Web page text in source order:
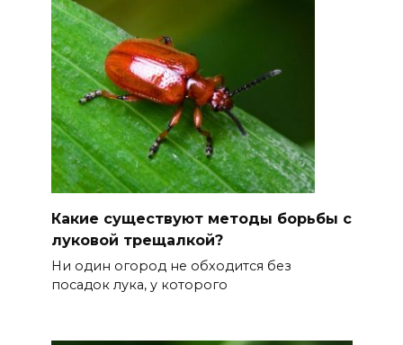
Какие существуют методы борьбы с
луковой трещалкой?
Ни один огород не обходится без
посадок лука, у которого